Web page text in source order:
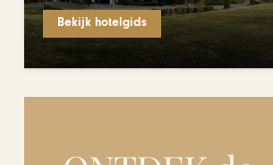
Bekijk hotelgids